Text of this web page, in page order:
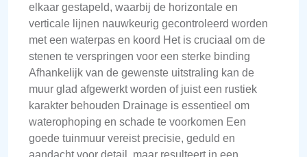
elkaar gestapeld, waarbij de horizontale en
verticale lijnen nauwkeurig gecontroleerd worden
met een waterpas en koord Het is cruciaal om de
stenen te verspringen voor een sterke binding
Afhankelijk van de gewenste uitstraling kan de
muur glad afgewerkt worden of juist een rustiek
karakter behouden Drainage is essentieel om
waterophoping en schade te voorkomen Een
goede tuinmuur vereist precisie, geduld en
aandacht voor detail, maar resulteert in een